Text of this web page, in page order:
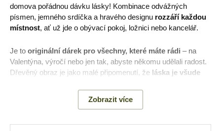
domova pořádnou dávku lásky! Kombinace odvážných
písmen, jemného srdíčka a hravého designu rozzáří každou
místnost, ať už jde o obývací pokoj, ložnici nebo kancelář.
Je to originální dárek pro všechny, které máte rádi – na
Valentýna, výročí nebo jen tak, abyste někomu udělali radost.
Dřevěný obraz je jako malé připomenutí, že láska je všude
Zobrazit více